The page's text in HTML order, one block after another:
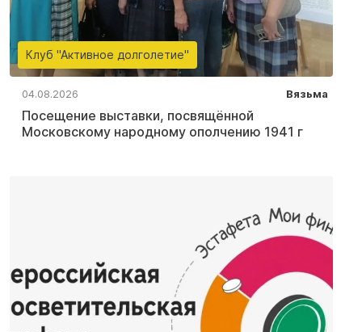
Клуб "Активное долголетие"
04.08.2026 Вязьма
Посещение выставки, посвящённой
Московскому народному ополчению 1941 г